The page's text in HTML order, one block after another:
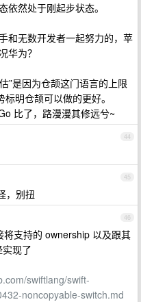
依然处于刚起步状态。
和无数开发者一起努力的，苹
华为？
”是因为仓颉这门语言的上限
明仓颉可以做的更好。
比了，路漫漫其修远兮~
44
45
，别扭
46
将支持的 ownership 以及跟其
现了
swiftlang/swift-
noncopyable-switch.md